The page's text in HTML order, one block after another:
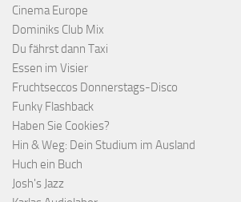
Cinema Europe
Dominiks Club Mix
Du fährst dann Taxi
Essen im Visier
Fruchtseccos Donnerstags-Disco
Funky Flashback
Haben Sie Cookies?
Hin & Weg: Dein Studium im Ausland
Huch ein Buch
Josh's Jazz